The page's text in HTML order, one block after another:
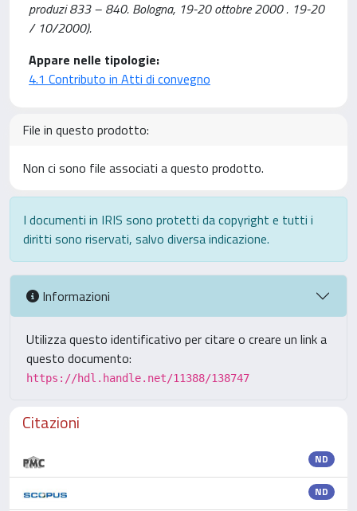
produzi 833 – 840. Bologna, 19-20 ottobre 2000 . 19-20
/ 10/2000).
Appare nelle tipologie:
4.1 Contributo in Atti di convegno
File in questo prodotto:
Non ci sono file associati a questo prodotto.
I documenti in IRIS sono protetti da copyright e tutti i
diritti sono riservati, salvo diversa indicazione.
Informazioni
Utilizza questo identificativo per citare o creare un link a
questo documento:
https://hdl.handle.net/11388/138747
Citazioni
ND
ND